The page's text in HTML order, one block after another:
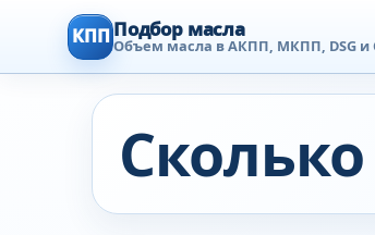
КПП Подбор масла
Объем масла в АКПП, МКПП, DSG и